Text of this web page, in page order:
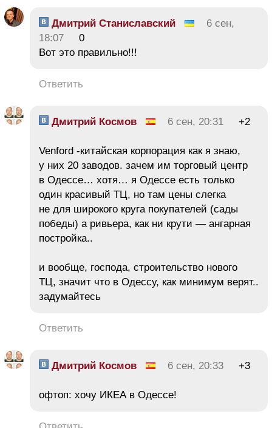
Дмитрий Станиславский
6 сен,
18:07
0
Вот это правильно!!!
Ответить
Дмитрий Космов 6 сен, 20:31 +2
Venford -китайская корпорация как я знаю,
у них 20 заводов. зачем им торговый центр
в Одессе… хотя… я Одессе есть только
один красивый ТЦ, но там цены слегка
не для широкого круга покупателей (сады
победы) а ривьера, как ни крути — ангарная
постройка..
и вообще, господа, строительство нового
ТЦ, значит что в Одессу, как минимум верят..
задумайтесь
Ответить
Дмитрий Космов 6 сен, 20:33 +3
офтоп: хочу ИКЕА в Одессе!